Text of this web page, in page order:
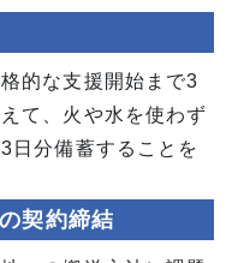
的な支援開始まで3
て、火や水を使わず
日分備蓄することを
契約締結